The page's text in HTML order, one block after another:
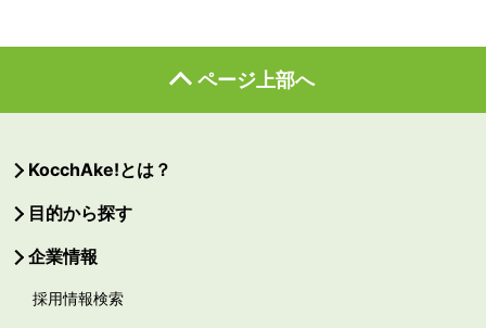
ページ上部へ
KocchAke!とは？
目的から探す
企業情報
採用情報検索